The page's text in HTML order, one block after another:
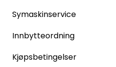
Symaskinservice
Innbytteordning
Kjøpsbetingelser